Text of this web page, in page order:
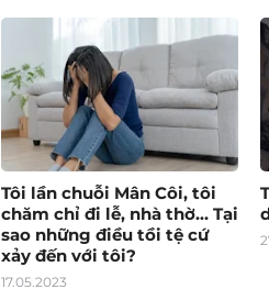
Tôi lần chuỗi Mân Côi, tôi
chăm chỉ đi lễ, nhà thờ… Tại
sao những điều tồi tệ cứ
xảy đến với tôi?
17.05.2023